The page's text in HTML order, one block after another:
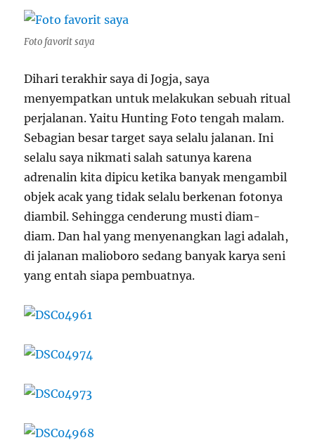
Foto favorit saya
Dihari terakhir saya di Jogja, saya
menyempatkan untuk melakukan sebuah ritual
perjalanan. Yaitu Hunting Foto tengah malam.
Sebagian besar target saya selalu jalanan. Ini
selalu saya nikmati salah satunya karena
adrenalin kita dipicu ketika banyak mengambil
objek acak yang tidak selalu berkenan fotonya
diambil. Sehingga cenderung musti diam-
diam. Dan hal yang menyenangkan lagi adalah,
di jalanan malioboro sedang banyak karya seni
yang entah siapa pembuatnya.